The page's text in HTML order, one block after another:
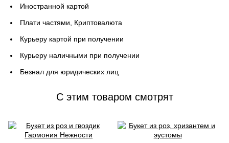
Иностранной картой
Плати частями, Криптовалюта
Курьеру картой при получении
Курьеру наличными при получении
Безнал для юридических лиц
C этим товаром смотрят